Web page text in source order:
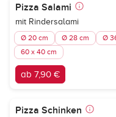
Pizza Salami
mit Rindersalami
Ø 20 cm Ø 28 cm Ø
60 x 40 cm
ab 7,90 €
Pizza Schinken